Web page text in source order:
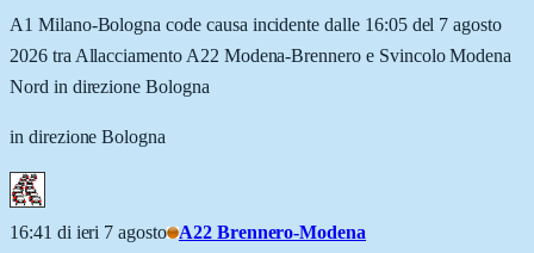
A1 Milano-Bologna code causa incidente dalle 16:05 del 7 agosto
2026 tra Allacciamento A22 Modena-Brennero e Svincolo Modena
Nord in direzione Bologna
in direzione Bologna
16:41 di ieri 7 agosto A22 Brennero-Modena